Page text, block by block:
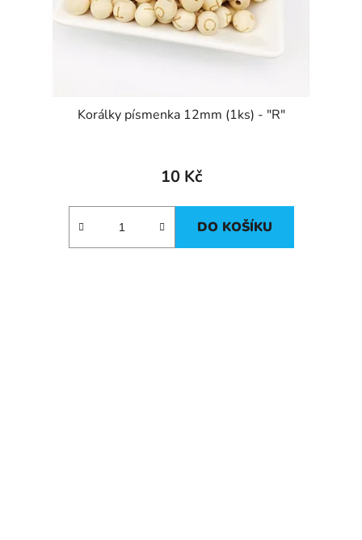
Korálky písmenka 12mm (1ks) - "R"
10 Kč
DO KOŠÍKU